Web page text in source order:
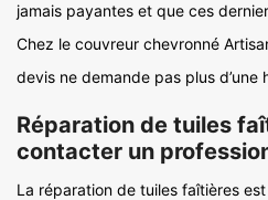
jamais payantes et que ces
Chez le couvreur chevronné
devis ne demande pas plus d’une
Réparation de tuiles
contacter un
La réparation de tuiles faîtières